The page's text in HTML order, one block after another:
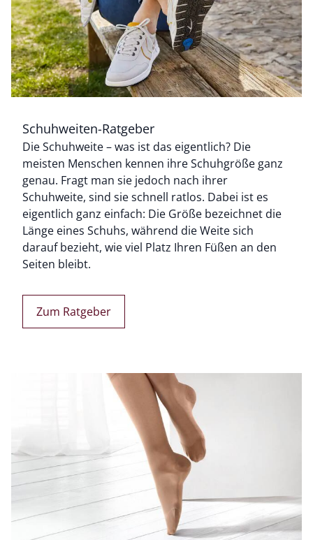
Bildverlinkung
Schuhweiten-Ratgeber
Die Schuhweite – was ist das eigentlich? Die
meisten Menschen kennen ihre Schuhgröße ganz
genau. Fragt man sie jedoch nach ihrer
Schuhweite, sind sie schnell ratlos. Dabei ist es
eigentlich ganz einfach: Die Größe bezeichnet die
Länge eines Schuhs, während die Weite sich
darauf bezieht, wie viel Platz Ihren Füßen an den
Seiten bleibt.
Zum Ratgeber